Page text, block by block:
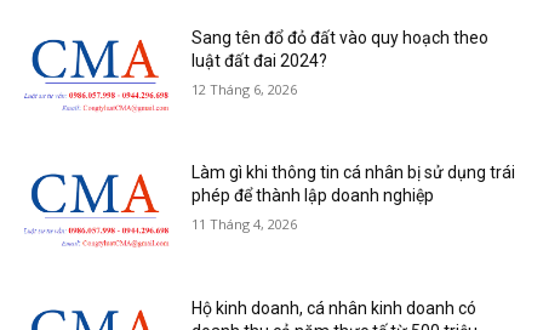
Sang tên đổ đỏ đất vào quy hoạch theo
luật đất đai 2024?
12 Tháng 6, 2026
Làm gì khi thông tin cá nhân bị sử dụng trái
phép để thành lập doanh nghiệp
11 Tháng 4, 2026
Hộ kinh doanh, cá nhân kinh doanh có